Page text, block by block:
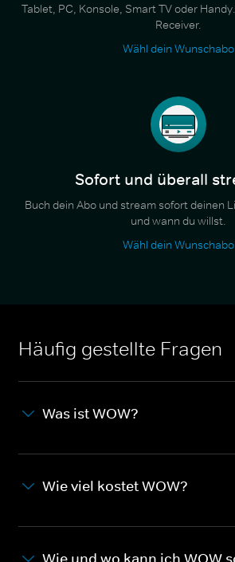
Tablet, PC, Konsole, Smart TV oder
Receiver.
Wähl dein Wunschabo
Sofort und überall
Buch dein Abo und stream sofort deinen
und wann du willst.
Wähl dein Wunschabo
Häufig gestellte Fragen
Was ist WOW?
Wie viel kostet WOW?